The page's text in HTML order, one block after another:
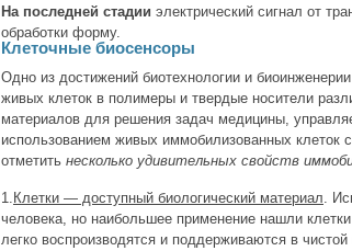
На последней стадии электрический сигнал от
обработки форму.
Клеточные биосенсоры
Одно из достижений биотехнологии и
живых клеток в полимеры и твердые носители
материалов для решения задач медицины,
использованием живых иммобилизованных клеток
отметить несколько удивительных свойств
1. Клетки — доступный биологический материал.
человека, но наибольшее применение нашли
легко воспроизводятся и поддерживаются в